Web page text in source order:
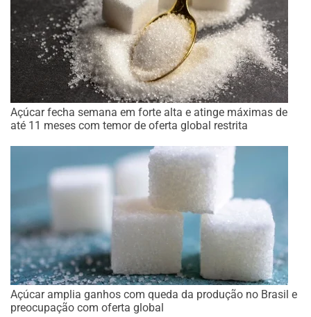
Açúcar fecha semana em forte alta e atinge máximas de
até 11 meses com temor de oferta global restrita
Açúcar amplia ganhos com queda da produção no Brasil e
preocupação com oferta global